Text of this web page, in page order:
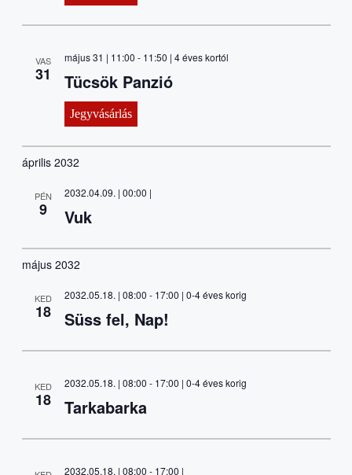
VAS
31
Jegyvásárlás
május 31 | 11:00 - 11:50 | 4 éves kortól
Tücsök Panzió
április 2032
PÉN
9
2032.04.09. | 00:00 |
Vuk
május 2032
KED
18
2032.05.18. | 08:00 - 17:00 | 0-4 éves korig
Süss fel, Nap!
KED
18
2032.05.18. | 08:00 - 17:00 | 0-4 éves korig
Tarkabarka
2032.05.18. | 08:00 - 17:00 |